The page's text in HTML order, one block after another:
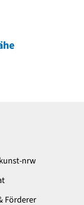
nrw
Förderer